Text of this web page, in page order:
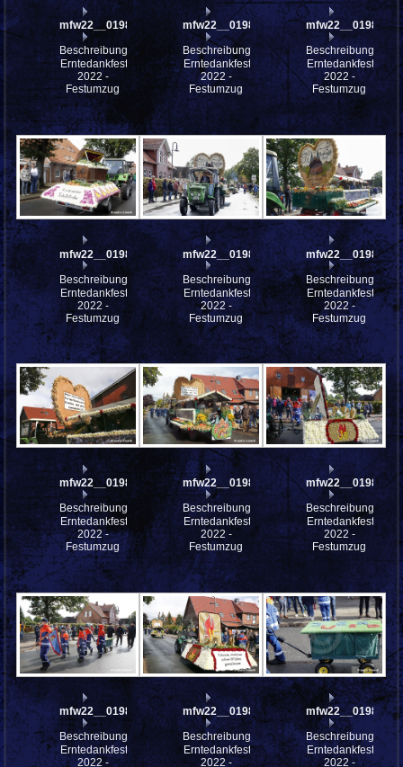
mfw22__0198421
Beschreibung:
Erntedankfest
2022 -
Festumzug
mfw22__0198405
Beschreibung:
Erntedankfest
2022 -
Festumzug
mfw22__0198404
Beschreibung:
Erntedankfest
2022 -
Festumzug
mfw22__0198403
Beschreibung:
Erntedankfest
2022 -
Festumzug
mfw22__0198397
Beschreibung:
Erntedankfest
2022 -
Festumzug
mfw22__0198396
Beschreibung:
Erntedankfest
2022 -
Festumzug
mfw22__0198395
Beschreibung:
Erntedankfest
2022 -
Festumzug
mfw22__0198394
Beschreibung:
Erntedankfest
2022 -
Festumzug
mfw22__0198392
Beschreibung:
Erntedankfest
2022 -
Festumzug
mfw22__0198391
Beschreibung:
Erntedankfest
2022 -
mfw22__0198390
Beschreibung:
Erntedankfest
2022 -
mfw22__0198389
Beschreibung:
Erntedankfest
2022 -